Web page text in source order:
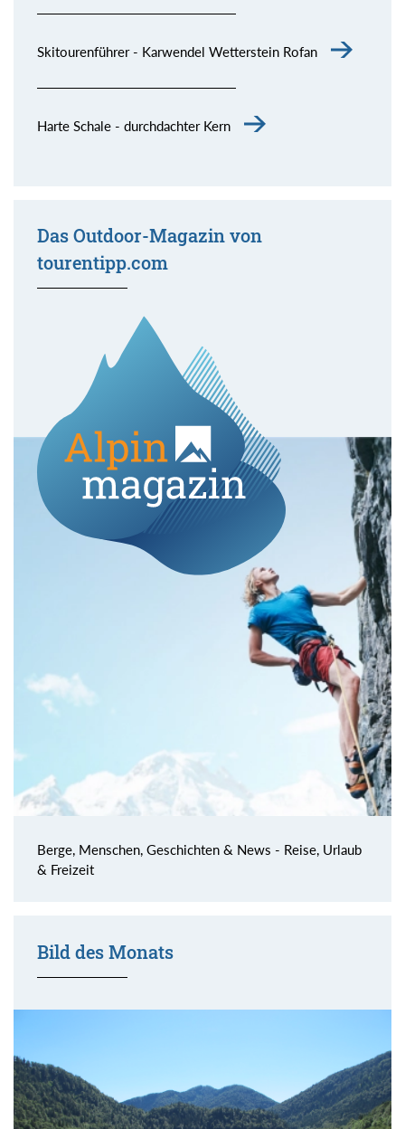
Skitourenführer - Karwendel Wetterstein Rofan
Harte Schale - durchdachter Kern
Das Outdoor-Magazin von
tourentipp.com
Berge, Menschen, Geschichten & News - Reise, Urlaub
& Freizeit
Bild des Monats